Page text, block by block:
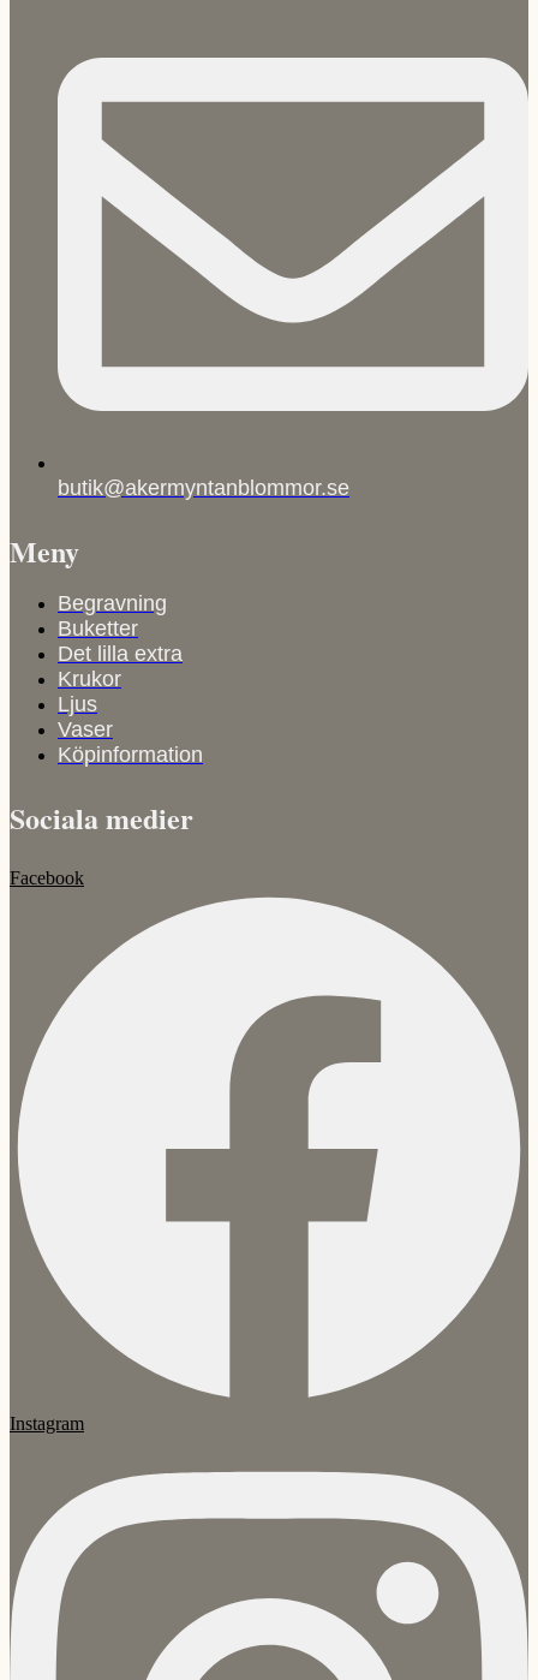
butik@akermyntanblommor.se
Meny
Begravning
Buketter
Det lilla extra
Krukor
Ljus
Vaser
Köpinformation
Sociala medier
Facebook
Instagram